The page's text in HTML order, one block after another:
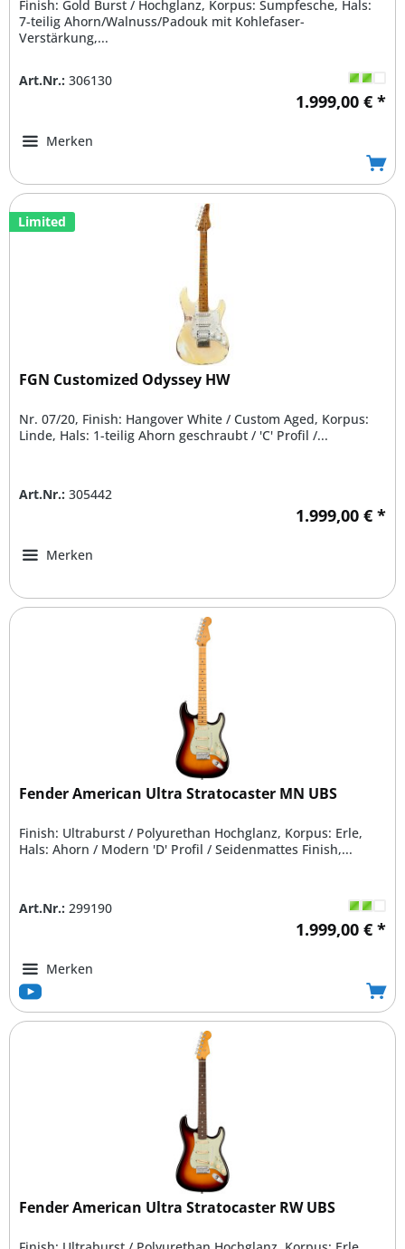
Finish: Gold Burst / Hochglanz, Korpus: Sumpfesche, Hals:
7-teilig Ahorn/Walnuss/Padouk mit Kohlefaser-
Verstärkung,...
Art.Nr.: 306130
1.999,00 € *
Merken
Limited
FGN Customized Odyssey HW
Nr. 07/20, Finish: Hangover White / Custom Aged, Korpus:
Linde, Hals: 1-teilig Ahorn geschraubt / 'C' Profil /...
Art.Nr.: 305442
1.999,00 € *
Merken
Fender American Ultra Stratocaster MN UBS
Finish: Ultraburst / Polyurethan Hochglanz, Korpus: Erle,
Hals: Ahorn / Modern 'D' Profil / Seidenmattes Finish,...
Art.Nr.: 299190
1.999,00 € *
Merken
Fender American Ultra Stratocaster RW UBS